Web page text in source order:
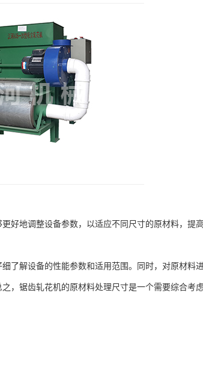
地调整设备参数，以适应不同尺寸的原材料，提高
解设备的性能参数和适用范围。同时，对原材料
，锯齿轧花机的原材料处理尺寸是一个需要综合考